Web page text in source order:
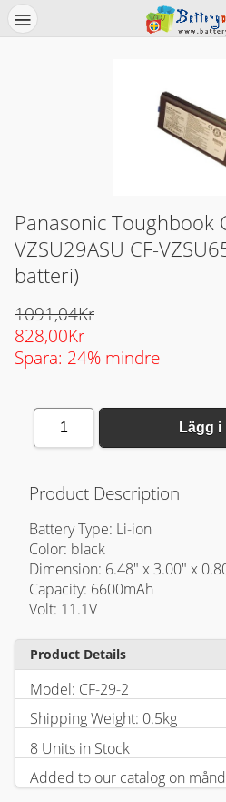
Panasonic Toughbook
VZSU29ASU CF-
batteri)
1091,04Kr
828,00Kr
Spara: 24% mindre
1 Lägg
Product Description
Battery Type: Li-ion
Color: black
Dimension: 6.48" x 3.00" x
Capacity: 6600mAh
Volt: 11.1V
Product Details
Model: CF-29-2
Shipping Weight: 0.5kg
8 Units in Stock
Added to our catalog on